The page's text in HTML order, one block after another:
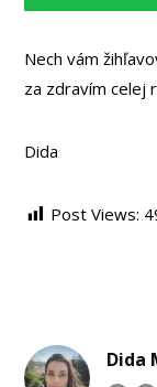
Nech vám
za zdravím celej
Dida
Post Views:
Dida